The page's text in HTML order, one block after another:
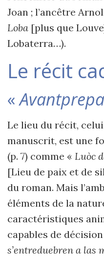
Joan ; l’ancêtre
Loba [plus que
Lobaterra…).
Le récit
«
Le lieu du récit,
manuscrit, est une
(p. 7) comme « Luòc
[Lieu de paix et de
du roman. Mais
éléments de la
caractéristiques
capables de décision
s’entreduebren a las